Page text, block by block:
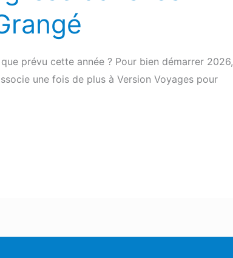
prévu cette année ? Pour bien démarrer 2026,
une fois de plus à Version Voyages pour